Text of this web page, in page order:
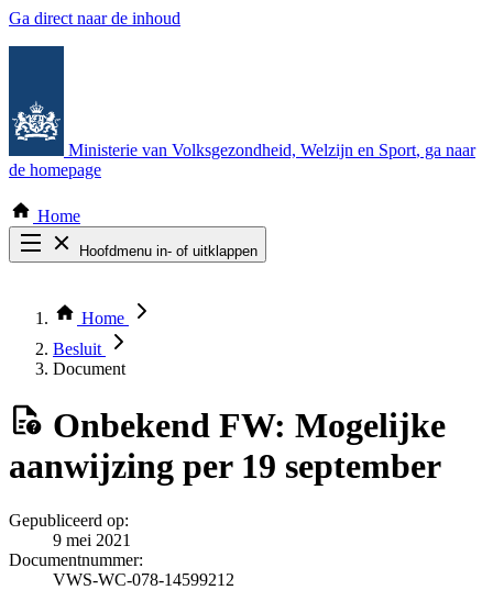
Ga direct naar de inhoud
Ministerie van Volksgezondheid, Welzijn en Sport, ga naar
de homepage
Home
Hoofdmenu in- of uitklappen
Thema COVID-19
Bekijk per bestuursorgaan
Home
Besluit
Document
Onbekend FW: Mogelijke
aanwijzing per 19 september
Gepubliceerd op:
9 mei 2021
Documentnummer:
VWS-WC-078-14599212